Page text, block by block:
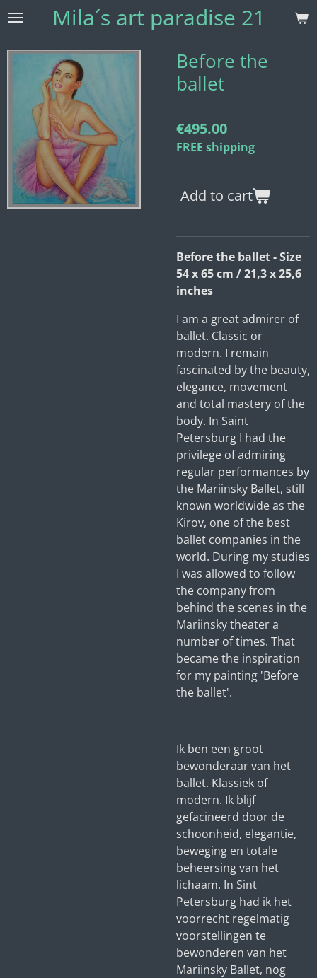
Skip
main
Mila´s art paradise 21
Before the
ballet
€495.00
FREE shipping
Add to cart
Before the ballet - Size
54 x 65 cm / 21,3 x 25,6
inches
I am a great admirer of
ballet. Classic or
modern. I remain
fascinated by the beauty,
elegance, movement
and total mastery of the
body. In Saint
Petersburg I had the
privilege of admiring
regular performances by
the Mariinsky Ballet, still
known worldwide as the
Kirov, one of the best
ballet companies in the
world. During my studies
I was allowed to follow
the company from
behind the scenes in the
Mariinsky theater a
number of times. That
became the inspiration
for my painting 'Before
the ballet'.
Ik ben een groot
bewonderaar van het
ballet. Klassiek of
modern. Ik blijf
gefacineerd door de
schoonheid, elegantie,
beweging en totale
beheersing van het
lichaam. In Sint
Petersburg had ik het
voorrecht regelmatig
voorstellingen te
bewonderen van het
Mariinsky Ballet, nog